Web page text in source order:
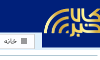
خانه